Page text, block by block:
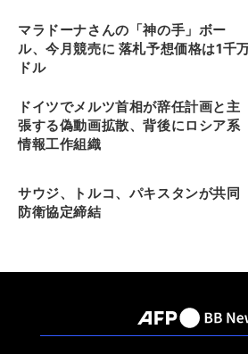
マラドーナさんの「神の手」ボー
ル、今月競売に 落札予想価格は1千
ドル
ドイツでメルツ首相が辞任計画と主
張する偽動画拡散、背後にロシア系
情報工作組織
サウジ、トルコ、パキスタンが共同
防衛協定締結